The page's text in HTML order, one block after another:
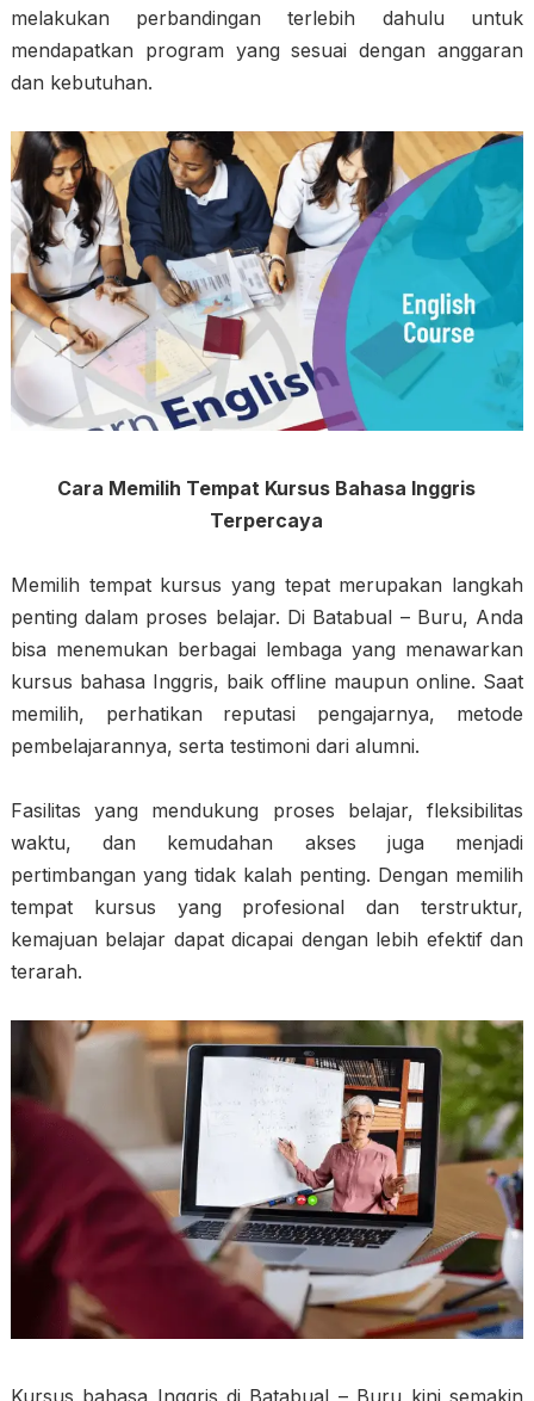
melakukan perbandingan terlebih dahulu untuk
mendapatkan program yang sesuai dengan anggaran
dan kebutuhan.
Cara Memilih Tempat Kursus Bahasa Inggris
Terpercaya
Memilih tempat kursus yang tepat merupakan langkah
penting dalam proses belajar. Di Batabual – Buru, Anda
bisa menemukan berbagai lembaga yang menawarkan
kursus bahasa Inggris, baik offline maupun online. Saat
memilih, perhatikan reputasi pengajarnya, metode
pembelajarannya, serta testimoni dari alumni.
Fasilitas yang mendukung proses belajar, fleksibilitas
waktu, dan kemudahan akses juga menjadi
pertimbangan yang tidak kalah penting. Dengan memilih
tempat kursus yang profesional dan terstruktur,
kemajuan belajar dapat dicapai dengan lebih efektif dan
terarah.
Kursus bahasa Inggris di Batabual – Buru kini semakin